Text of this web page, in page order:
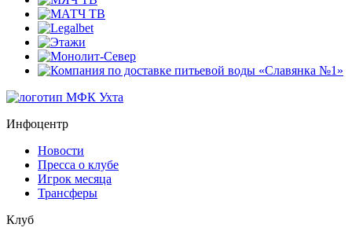
Инфоцентр
Новости
Пресса о клубе
Игрок месяца
Трансферы
Клуб